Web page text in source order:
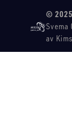
©
Svema
av